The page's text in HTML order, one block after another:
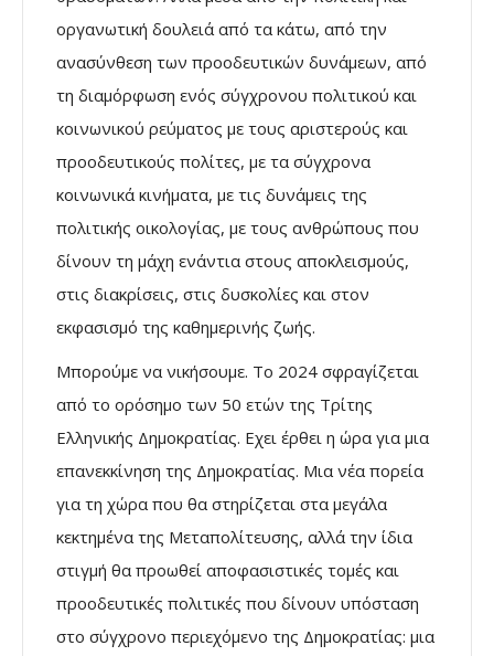
οργανωτική δουλειά από τα κάτω, από την
ανασύνθεση των προοδευτικών δυνάμεων, από
τη διαμόρφωση ενός σύγχρονου πολιτικού και
κοινωνικού ρεύματος με τους αριστερούς και
προοδευτικούς πολίτες, με τα σύγχρονα
κοινωνικά κινήματα, με τις δυνάμεις της
πολιτικής οικολογίας, με τους ανθρώπους που
δίνουν τη μάχη ενάντια στους αποκλεισμούς,
στις διακρίσεις, στις δυσκολίες και στον
εκφασισμό της καθημερινής ζωής.
Μπορούμε να νικήσουμε. Το 2024 σφραγίζεται
από το ορόσημο των 50 ετών της Τρίτης
Ελληνικής Δημοκρατίας. Εχει έρθει η ώρα για μια
επανεκκίνηση της Δημοκρατίας. Μια νέα πορεία
για τη χώρα που θα στηρίζεται στα μεγάλα
κεκτημένα της Μεταπολίτευσης, αλλά την ίδια
στιγμή θα προωθεί αποφασιστικές τομές και
προοδευτικές πολιτικές που δίνουν υπόσταση
στο σύγχρονο περιεχόμενο της Δημοκρατίας: μια